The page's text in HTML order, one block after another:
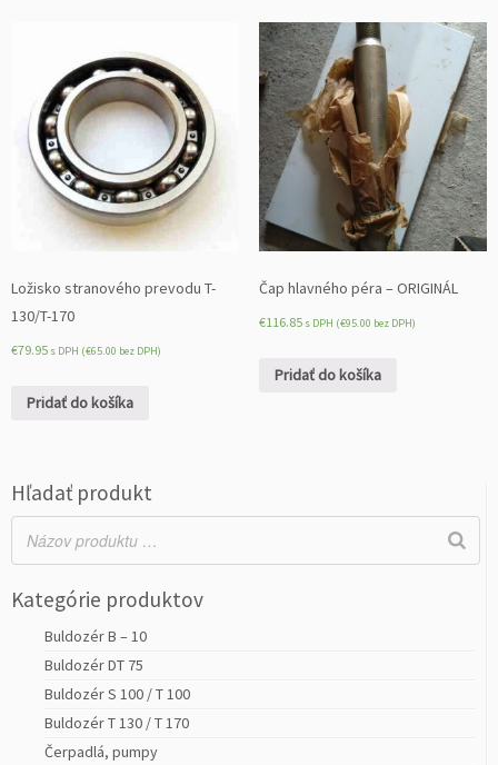
Ložisko stranového prevodu T-
130/T-170
€79.95 s DPH (€65.00 bez DPH)
Pridať do košíka
Čap hlavného péra – ORIGINÁL
€116.85 s DPH (€95.00 bez DPH)
Pridať do košíka
Hľadať produkt
Kategórie produktov
Buldozér B – 10
Buldozér DT 75
Buldozér S 100 / T 100
Buldozér T 130 / T 170
Čerpadlá, pumpy